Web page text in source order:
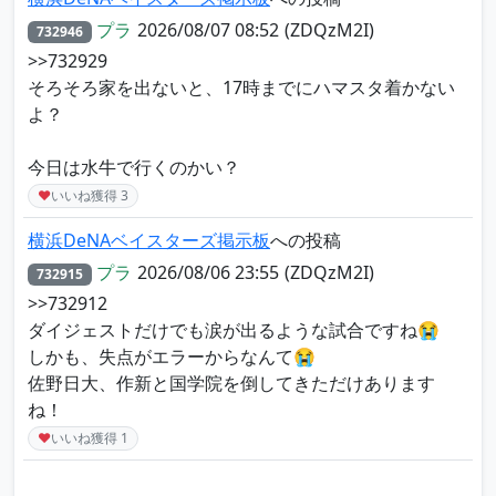
732946 プラ 2026/08/07 08:52 (ZDQzM2I)
>>732929
そろそろ家を出ないと、17時までにハマスタ着かない
よ？
今日は水牛で行くのかい？
♥いいね獲得3
横浜DeNAベイスターズ掲示板への投稿
732915 プラ 2026/08/06 23:55 (ZDQzM2I)
>>732912
ダイジェストだけでも涙が出るような試合ですね😭
しかも、失点がエラーからなんて😭
佐野日大、作新と国学院を倒してきただけあります
ね！
♥いいね獲得 1